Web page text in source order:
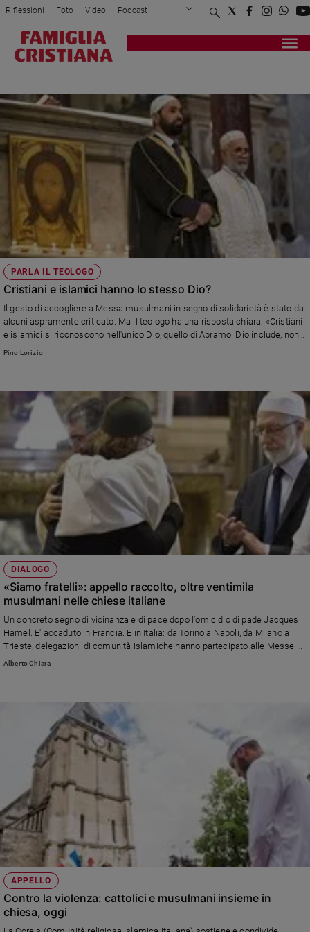
Attualità
Politica
Mondo
Economia
Legalità
giustizia
Sport
Interviste
Papa
Papa
Chiesa
Chiesa
Santi
Devozione
e
fede
Parola
giorno
Santo
del
giorno
Società
valori
Ambiente
e
Creato
settimana
Migranti
Diversità
inclusione
Costume
Cultura
e
spettacoli
Riflessioni Foto Video Podcast
Privacy Policy Chi siamo
Registrati Redazione
PARLA IL TEOLOGO
Cristiani e islamici hanno lo stesso Dio?
Il gesto di accogliere a Messa musulmani in segno di solidarietà è stato da
alcuni aspramente criticato. Ma il teologo ha una risposta chiara: «Cristiani
e islamici si riconoscono nell'unico Dio, quello di Abramo. Dio include, non
esclude quello che credenti in altre religioni invocano». Chi richiama guerre
Pino Lorizio
DIALOGO
«Siamo fratelli»: appello raccolto, oltre ventimila
musulmani nelle chiese italiane
Un concreto segno di vicinanza e di pace dopo l'omicidio di pade Jacques
Hamel. E' accaduto in Francia. E in Italia: da Torino a Napoli, da Milano a
Trieste, delegazioni di comunità islamiche hanno partecipato alle Messe.
L'apprezzamento del cardinale Angelo Bagnasco, presidente della Cei, e del
Alberto Chiara
APPELLO
Contro la violenza: cattolici e musulmani insieme in
chiesa, oggi